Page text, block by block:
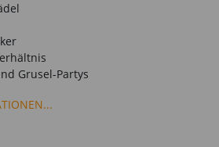
Grusel-Partys